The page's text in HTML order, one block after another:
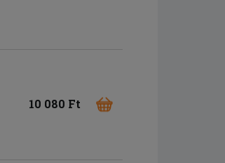
10 080 Ft